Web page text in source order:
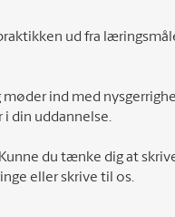
ud fra
møder ind med
i din uddannelse.
du tænke dig at
eller skrive til os.